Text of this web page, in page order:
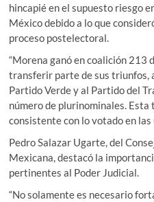
hincapié en el supuesto riesgo
México debido a lo que
proceso postelectoral.
“Morena ganó en coalición 213
transferir parte de sus triunfos,
Partido Verde y al Partido del
número de plurinominales.
consistente con lo votado en las
Pedro Salazar Ugarte, del
Mexicana, destacó la
pertinentes al Poder Judicial.
“No solamente es necesario